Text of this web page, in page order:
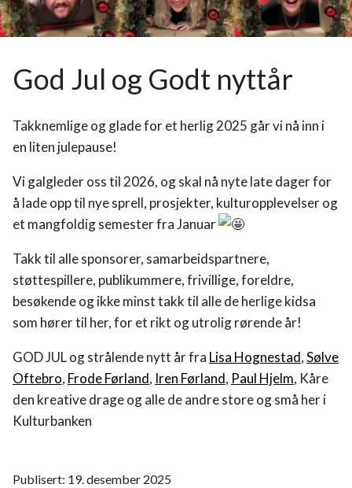
Hvelvet
Program
Fritidstilbud
Om oss
Støtte og Sponsorer
God Jul og Godt nyttår
Takknemlige og glade for et herlig 2025 går vi nå inn i
en liten julepause!
Vi galgleder oss til 2026, og skal nå nyte late dager for
å lade opp til nye sprell, prosjekter, kulturopplevelser og
et mangfoldig semester fra Januar
Takk til alle sponsorer, samarbeidspartnere,
støttespillere, publikummere, frivillige, foreldre,
besøkende og ikke minst takk til alle de herlige kidsa
som hører til her, for et rikt og utrolig rørende år!
GOD JUL og strålende nytt år fra Lisa Hognestad,Sølve
Oftebro, Frode Førland, Iren Førland, Paul Hjelm, Kåre
den kreative drage og alle de andre store og små her i
Kulturbanken
Publisert: 19. desember 2025